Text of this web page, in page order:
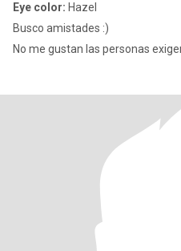
Eye color: Hazel
Busco amistades :)
No me gustan las personas